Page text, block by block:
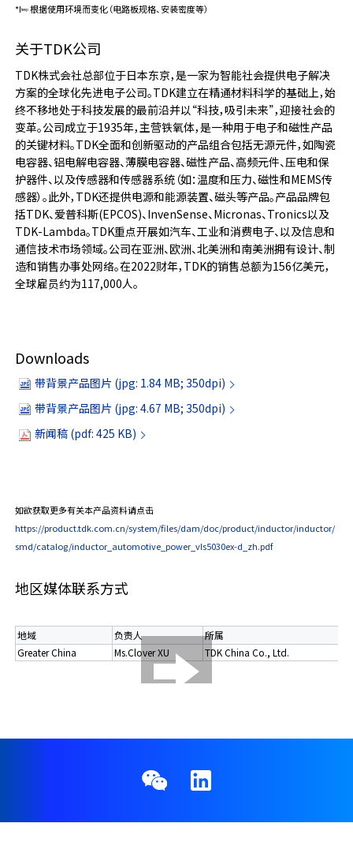
*Itemp根据使用环境而变化（电路板规格、安装密度等）
关于TDK公司
TDK株式会社总部位于日本东京，是一家为智能社会提供电子解决
方案的全球化先进电子公司。TDK建立在精通材料科学的基础上，始
终不移地处于科技发展的最前沿并以“科技，吸引未来”，迎接社会的
变革。公司成立于1935年，主营铁氧体，是一种用于电子和磁性产品
的关键材料。TDK全面和创新驱动的产品组合包括无源元件，如陶瓷
电容器、铝电解电容器、薄膜电容器、磁性产品、高频元件、压电和保
护器件、以及传感器和传感器系统（如：温度和压力、磁性和MEMS传
感器）。此外，TDK还提供电源和能源装置、磁头等产品。产品品牌包
括TDK、爱普科斯(EPCOS)、InvenSense、Micronas、Tronics以及
TDK-Lambda。TDK重点开展如汽车、工业和消费电子、以及信息和
通信技术市场领域。公司在亚洲、欧洲、北美洲和南美洲拥有设计、制
造和销售办事处网络。在2022财年，TDK的销售总额为156亿美元，
全球雇员约为117,000人。
Downloads
带背景产品图片 (jpg: 1.84 MB; 350dpi)
带背景产品图片 (jpg: 4.67 MB; 350dpi)
新闻稿 (pdf: 425 KB)
如欲获取更多有关本产品资料请点击
https://product.tdk.com.cn/system/files/dam/doc/product/inductor/inductor/
smd/catalog/inductor_automotive_power_vls5030ex-d_zh.pdf
地区媒体联系方式
地域 负责人 所属
Greater China
Ms.Clover XU TDK China Co., Ltd.